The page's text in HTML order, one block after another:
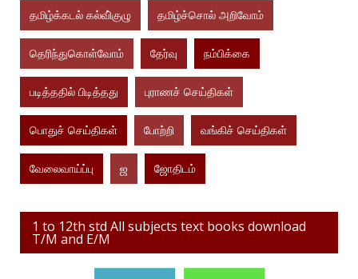
தமிழ்க்கடல் கல்வி்குழு தமிழ்ச்சொல் அறிவோம்
தெரிந்துகொள்வோம் தேர்வு நம்பிக்கை
படித்ததில் பிடித்தது புராணச் செய்திகள்
பொதுச் செய்திகள் போற்றி வங்கிச் செய்திகள்
வேலைவாய்ப்பு ஜ ஜோதிடம்
1 to 12th std All subjects text books download
T/M and E/M